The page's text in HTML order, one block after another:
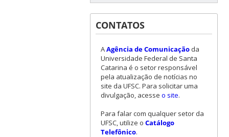
CONTATOS
AAgência de Comunicaçãoda
Universidade Federal de Santa
Catarina é o setor responsável
pela atualização de notícias no
site da UFSC. Para solicitar uma
divulgação, acesse o site.
Para falar com qualquer setor da
UFSC, utilize o Catálogo
Telefônico.